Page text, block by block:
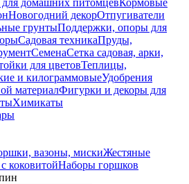
Новогодний декорОтпугиватели
грунтыПоддержки, опоры для
Садовая техникаПруды,
СеменаСетка садовая, арки,
для цветовТеплицы,
и килограммовыеУдобрения
материалФигурки и декоры для
Химикаты
вазоны, мискиЖестяные
коковитойНаборы горшков